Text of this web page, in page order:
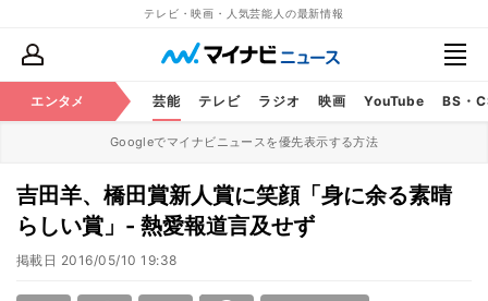
テレビ・映画・人気芸能人の最新情報
エンタメ 芸能 テレビ ラジオ 映画 YouTube BS・
Googleでマイナビニュースを優先表示する方法
吉田羊、橋田賞新人賞に笑顔「身に余る素晴
らしい賞」- 熱愛報道言及せず
掲載日 2016/05/10 19:38